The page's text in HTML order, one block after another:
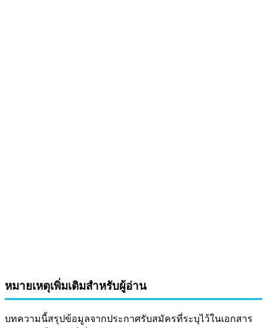
หมายเหตุเพิ่มเติมสำหรับผู้อ่าน
บทความนี้สรุปข้อมูลจากประกาศรับสมัครที่ระบุไว้ในเอกสาร